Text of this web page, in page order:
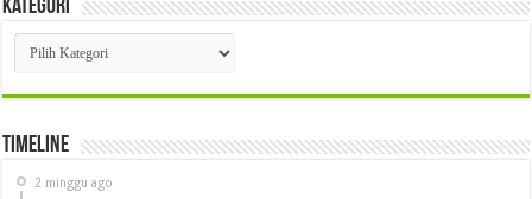
Kategori
Kategori
Timeline
2 minggu ago